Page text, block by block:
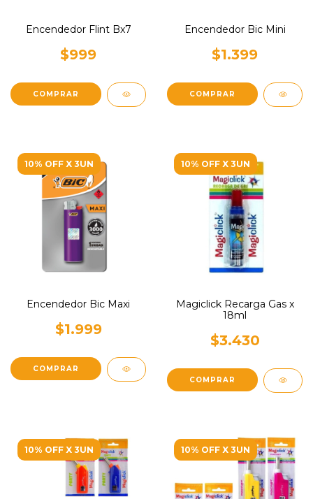
Encendedor Flint Bx7
$999
Encendedor Bic Mini
$1.399
10% OFF X 3UN
Encendedor Bic Maxi
$1.999
10% OFF X 3UN
Magiclick Recarga Gas x
18ml
$3.430
10% OFF X 3UN 10% OFF X 3UN